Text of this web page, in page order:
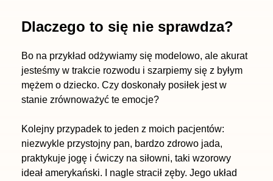
Dlaczego to się nie sprawdza?
Bo na przykład odżywiamy się modelowo, ale akurat
jesteśmy w trakcie rozwodu i szarpiemy się z byłym
mężem o dziecko. Czy doskonały posiłek jest w
stanie zrównoważyć te emocje?
Kolejny przypadek to jeden z moich pacjentów:
niezwykle przystojny pan, bardzo zdrowo jada,
praktykuje jogę i ćwiczy na siłowni, taki wzorowy
ideał amerykański. I nagle stracił zęby. Jego układ